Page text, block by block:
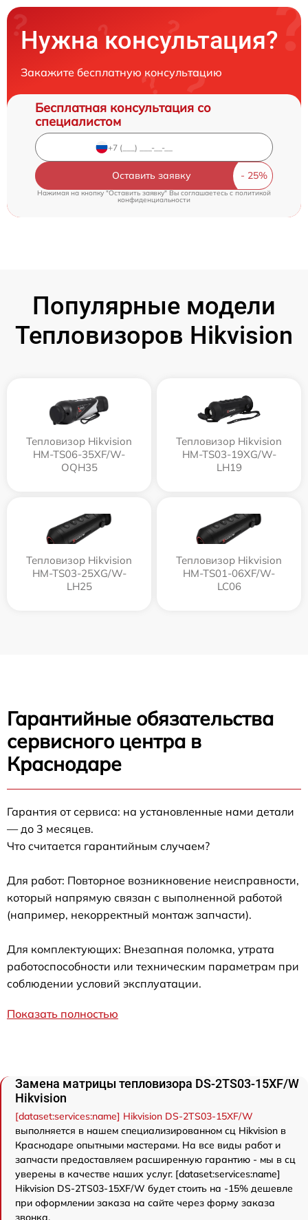
Нужна консультация?
Закажите бесплатную консультацию
Бесплатная консультация со
специалистом
Оставить заявку
Нажимая на кнопку "Оставить заявку" Вы соглашаетесь cполитикой
конфиденциальности
Популярные модели
Тепловизоров Hikvision
Тепловизор Hikvision
HM-TS06-35XF/W-
OQH35
Тепловизор Hikvision
HM-TS03-19XG/W-
LH19
Тепловизор Hikvision
HM-TS03-25XG/W-
LH25
Тепловизор Hikvision
HM-TS01-06XF/W-
LC06
Гарантийные обязательства
сервисного центра в
Краснодаре
Гарантия от сервиса: на установленные нами детали
— до 3 месяцев.
Что считается гарантийным случаем?
Для работ: Повторное возникновение неисправности,
который напрямую связан с выполненной работой
(например, некорректный монтаж запчасти).
Для комплектующих: Внезапная поломка, утрата
работоспособности или техническим параметрам при
соблюдении условий эксплуатации.
Показать полностью
Замена матрицы тепловизора DS-2TS03-15XF/W
Hikvision
[dataset:services:name] Hikvision DS-2TS03-15XF/W
выполняется в нашем специализированном сц Hikvision в
Краснодаре опытными мастерами. На все виды работ и
запчасти предоставляем расширенную гарантию - мы в сц
уверены в качестве наших услуг. [dataset:services:name]
Hikvision DS-2TS03-15XF/W будет стоить на -15% дешевле
при оформлении заказа на сайте через форму заказа
звонка.